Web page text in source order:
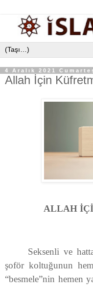
4 Aralık 2021
Allah İçin
ALLAH
Seksenli ve
şoför koltuğunun
“besmele”nin hemen